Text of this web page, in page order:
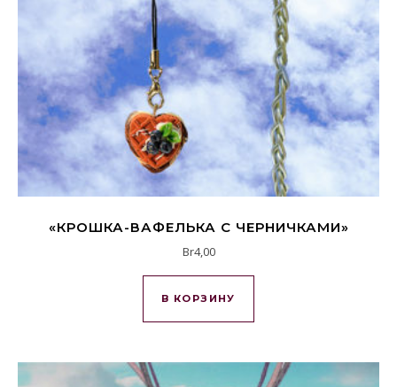
«КРОШКА-ВАФЕЛЬКА С ЧЕРНИЧКАМИ»
Br4,00
В КОРЗИНУ